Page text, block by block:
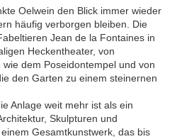
Oelwein den Blick immer wieder
häufig verborgen bleiben. Die
Jean de la Fontaines in
Heckentheater, von
dem Poseidontempel und von
den Garten zu einem steinernen
Anlage weit mehr ist als ein
Skulpturen und
Gesamtkunstwerk, das bis